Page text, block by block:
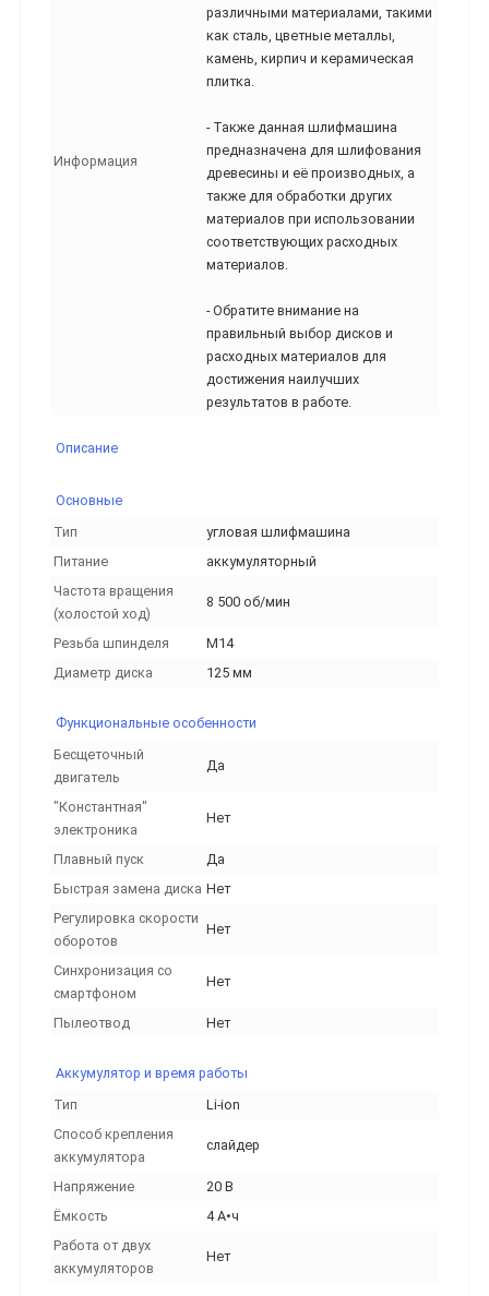
Информация
различными материалами, такими
как сталь, цветные металлы,
камень, кирпич и керамическая
плитка.
- Также данная шлифмашина
предназначена для шлифования
древесины и её производных, а
также для обработки других
материалов при использовании
соответствующих расходных
материалов.
- Обратите внимание на
правильный выбор дисков и
расходных материалов для
достижения наилучших
результатов в работе.
Описание
Основные
Тип
угловая шлифмашина
Питание
аккумуляторный
Частота вращения
(холостой ход)
8 500 об/мин
Резьба шпинделя
M14
Диаметр диска
125 мм
Функциональные особенности
Бесщеточный
двигатель
Да
"Константная"
электроника
Нет
Плавный пуск
Да
Быстрая замена диска Нет
Регулировка скорости
оборотов
Нет
Синхронизация со
смартфоном
Нет
Пылеотвод Нет
Аккумулятор и время работы
Тип
Li-ion
Способ крепления
аккумулятора
слайдер
Напряжение
20 В
Ёмкость
4 А•ч
Работа от двух
аккумуляторов
Нет